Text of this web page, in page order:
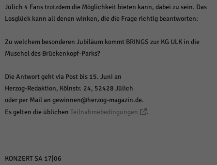
Jülich 4 Fans trotzdem die Möglichkeit bieten kann, dabei zu sein. Das
Losglück kann all denen winken, die die Frage richtig beantworten:
Zu welchem besonderen Jubiläum kommt BRINGS zur KG ULK in die
Muschel des Brückenkopf-Parks?
Die Antwort geht via Post bis 15. Juni an
Herzog-Redaktion, Kölnstr. 24, 52428 Jülich
oder per Mail an gewinnen@herzog-magazin.de.
Es gelten die üblichen Teilnahmebedingungen .
KONZERT SA 17|06